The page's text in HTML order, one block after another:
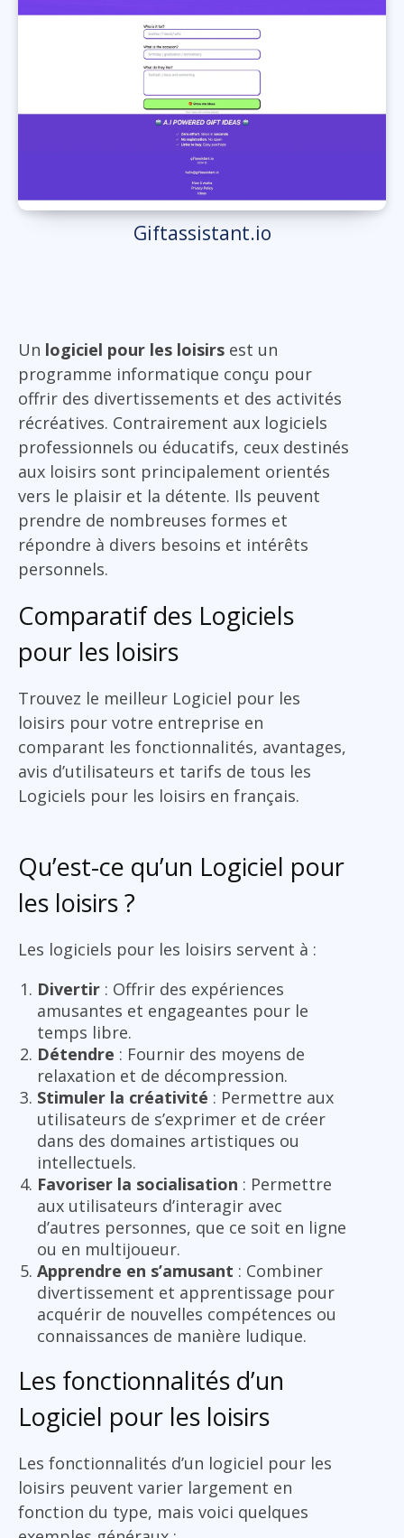
Giftassistant.io
Un logiciel pour les loisirs est un
programme informatique conçu pour
offrir des divertissements et des activités
récréatives. Contrairement aux logiciels
professionnels ou éducatifs, ceux destinés
aux loisirs sont principalement orientés
vers le plaisir et la détente. Ils peuvent
prendre de nombreuses formes et
répondre à divers besoins et intérêts
personnels.
Comparatif des Logiciels
pour les loisirs
Trouvez le meilleur Logiciel pour les
loisirs pour votre entreprise en
comparant les fonctionnalités, avantages,
avis d’utilisateurs et tarifs de tous les
Logiciels pour les loisirs en français.
Qu’est-ce qu’un Logiciel pour
les loisirs ?
Les logiciels pour les loisirs servent à :
Divertir : Offrir des expériences
amusantes et engageantes pour le
temps libre.
Détendre : Fournir des moyens de
relaxation et de décompression.
Stimuler la créativité : Permettre aux
utilisateurs de s’exprimer et de créer
dans des domaines artistiques ou
intellectuels.
Favoriser la socialisation : Permettre
aux utilisateurs d’interagir avec
d’autres personnes, que ce soit en ligne
ou en multijoueur.
Apprendre en s’amusant : Combiner
divertissement et apprentissage pour
acquérir de nouvelles compétences ou
connaissances de manière ludique.
Les fonctionnalités d’un
Logiciel pour les loisirs
Les fonctionnalités d’un logiciel pour les
loisirs peuvent varier largement en
fonction du type, mais voici quelques